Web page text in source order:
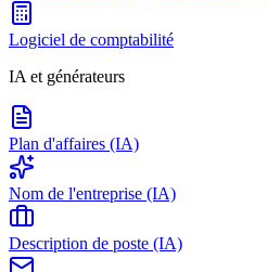
Logiciel de comptabilité
IA et générateurs
Plan d'affaires (IA)
Nom de l'entreprise (IA)
Description de poste (IA)